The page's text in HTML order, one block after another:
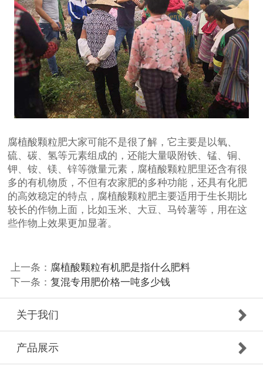
腐植酸颗粒肥大家可能不是很了解，它主要是以氧、
硫、碳、氢等元素组成的，还能大量吸附铁、锰、铜、
钾、铵、镁、锌等微量元素，腐植酸颗粒肥里还含有很
多的有机物质，不但有农家肥的多种功能，还具有化肥
的高效稳定的特点，腐植酸颗粒肥主要适用于生长期比
较长的作物上面，比如玉米、大豆、马铃薯等，用在这
些作物上效果更加显著。
上一条： 腐植酸颗粒有机肥是指什么肥料
下一条： 复混专用肥价格一吨多少钱
关于我们
产品展示